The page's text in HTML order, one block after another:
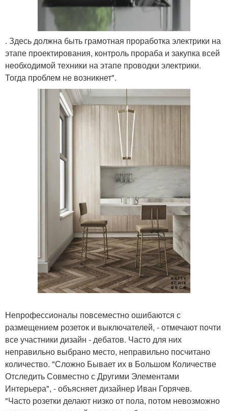
. Здесь должна быть грамотная проработка электрики на
этапе проектирования, контроль прораба и закупка всей
необходимой техники на этапе проводки электрики.
Тогда проблем не возникнет".
Непрофессионалы повсеместно ошибаются с
размещением розеток и выключателей, - отмечают почти
все участники дизайн - дебатов. Часто для них
неправильно выбрано место, неправильно посчитано
количество. "Сложно Бывает их в Большом Количестве
Отследить Совместно с Другими Элементами
Интерьера", - объясняет дизайнер Иван Горячев.
"Часто розетки делают низко от пола, потом невозможно